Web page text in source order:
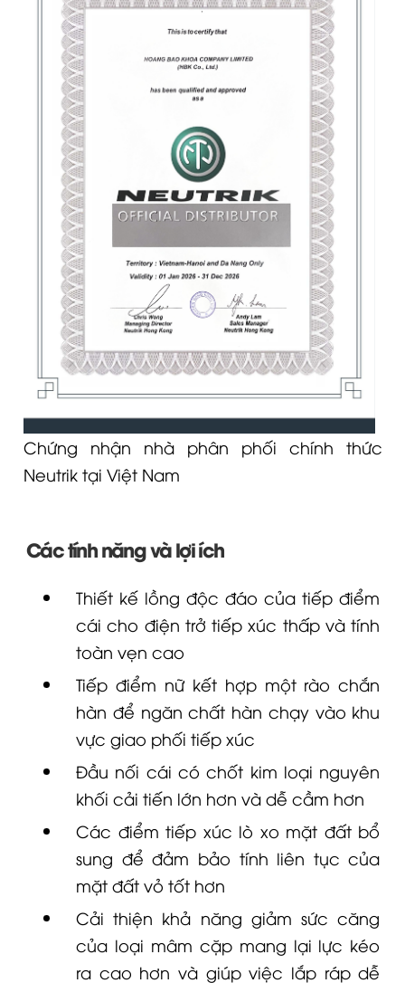
Chứng nhận nhà phân phối chính thức
Neutrik tại Việt Nam
Các tính năng và lợi ích
Thiết kế lồng độc đáo của tiếp điểm
cái cho điện trở tiếp xúc thấp và tính
toàn vẹn cao
Tiếp điểm nữ kết hợp một rào chắn
hàn để ngăn chất hàn chạy vào khu
vực giao phối tiếp xúc
Đầu nối cái có chốt kim loại nguyên
khối cải tiến lớn hơn và dễ cầm hơn
Các điểm tiếp xúc lò xo mặt đất bổ
sung để đảm bảo tính liên tục của
mặt đất vỏ tốt hơn
Cải thiện khả năng giảm sức căng
của loại mâm cặp mang lại lực kéo
ra cao hơn và giúp việc lắp ráp dễ